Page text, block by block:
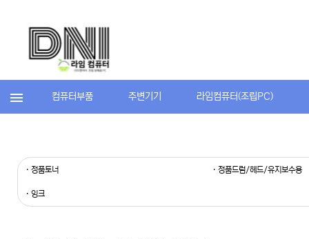
컴퓨터부품 주변기기 라임컴퓨터(조립PC)
· 정품토너 · 정품드럼/헤드/유지보수용
· 잉크